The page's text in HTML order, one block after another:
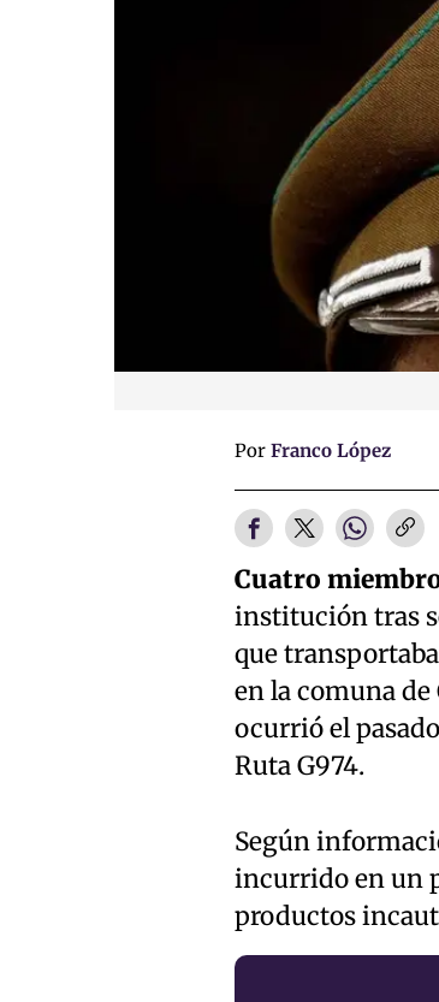
Por Franco López
Cuatro
institución tras
que
en la comuna
ocurrió el
Ruta G974.
Según
incurrido en un
productos